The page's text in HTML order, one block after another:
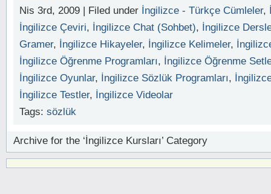
Nis 3rd, 2009 | Filed under İngilizce - Türkçe Cümleler,
İngilizce Çeviri, İngilizce Chat (Sohbet), İngilizce
Gramer, İngilizce Hikayeler, İngilizce Kelimeler,
İngilizce Öğrenme Programları, İngilizce Öğrenme
İngilizce Oyunlar, İngilizce Sözlük Programları,
İngilizce Testler, İngilizce Videolar
Tags: sözlük
Archive for the ‘İngilizce Kursları’ Category